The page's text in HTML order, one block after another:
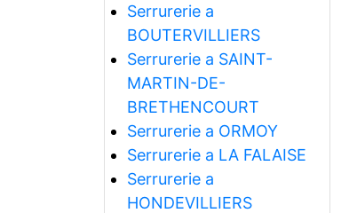
Serrurerie a
BOUTERVILLIERS
Serrurerie a SAINT-
MARTIN-DE-
BRETHENCOURT
Serrurerie a ORMOY
Serrurerie a LA FALAISE
Serrurerie a
HONDEVILLIERS